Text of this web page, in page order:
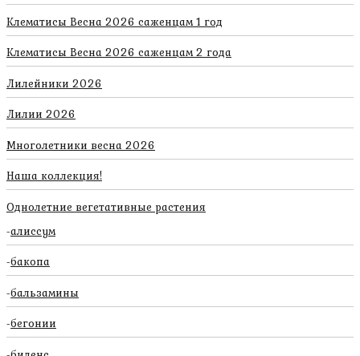
Клематисы Весна 2026 саженцам 1 год
Клематисы Весна 2026 саженцам 2 года
Лилейники 2026
Лилии 2026
Многолетники весна 2026
Наша коллекция!
Однолетние вегетативные растения
алиссум
бакопа
бальзамины
бегонии